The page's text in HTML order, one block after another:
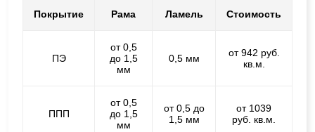
Покрытие Рама Ламель Стоимость
ПЭ
от 0,5
до 1,5
мм
0,5 мм
от 942 руб.
кв.м.
ППП
от 0,5
до 1,5
мм
от 0,5 до
1,5 мм
от 1039
руб. кв.м.